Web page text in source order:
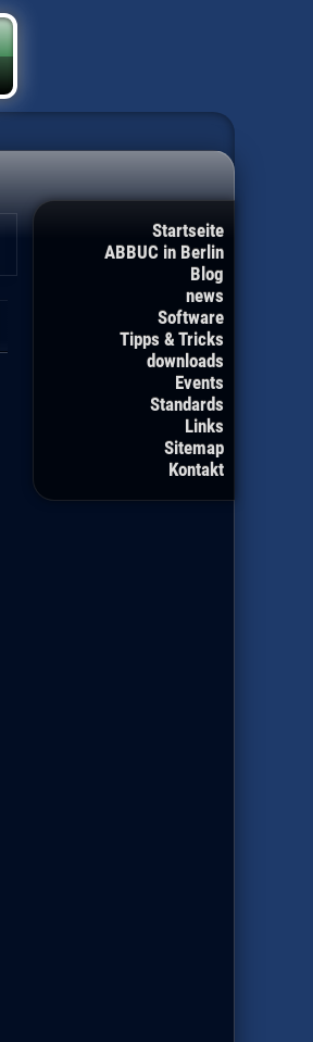
Startseite
ABBUC in Berlin
Blog
news
Software
Tipps & Tricks
downloads
Events
Standards
Links
Sitemap
Kontakt